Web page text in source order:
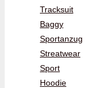
Tracksuit
Baggy
Sportanzug
Streatwear
Sport
Hoodie